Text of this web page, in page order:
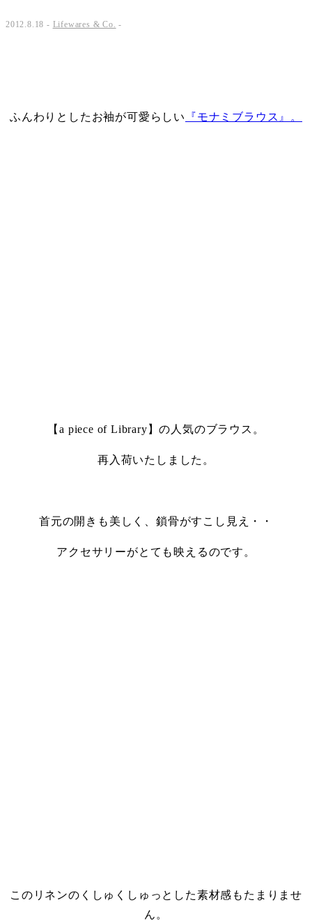
2012.8.18 - Lifewares & Co. -
ふんわりとしたお袖が可愛らしい 『モナミブラウス』。
【a piece of Library】の人気のブラウス。
再入荷いたしました。
首元の開きも美しく、鎖骨がすこし見え・・
アクセサリーがとても映えるのです。
このリネンのくしゅくしゅっとした素材感もたまりませ
ん。